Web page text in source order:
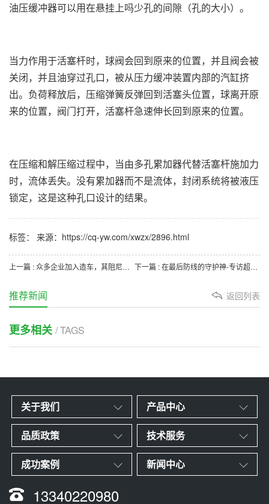
油压缓冲器可以用在悬挂上吗少孔的间隙（孔的大小）。
当力作用于活塞杆时，球阀会回到原来的位置，并且阀会被
关闭，并且油穿过孔口，被从压力缓冲装置内部的汽缸挤
出。负荷释放后，压缩弹簧反弹回到活塞头位置，球离开原
来的位置，阀门打开，活塞杆急速伸长回到原来的位置。
在压缩和解压缩过程中，当由多孔累加器代替活塞杆施加力
时，流体丢失。没有累加器而不是流体，封闭系统将被液压
锁定，这是这种孔口设计的结果。
标签： 来源：https://cq-yw.com/xwzx/2896.html
上一篇 : 众多企业加入造车，其阻尼器隔震器中油压缓冲器与汽车自动化生产的关系 下一篇 : 在最后防线的守护神-专访超卓工业中国区执油压缓冲器规格行长林俊佑
返回列表
推荐新闻
更多相关 / TAGS
关于我们 产品中心
品质政策 技术服务
成功案例 新闻中心
13340220980